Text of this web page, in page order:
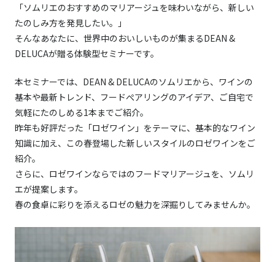
「ソムリエのおすすめのマリアージュを味わいながら、新しい
たのしみ方を発見したい。」
そんなあなたに、世界中のおいしいものが集まるDEAN &
DELUCAが贈る体験型セミナーです。
本セミナーでは、DEAN & DELUCAのソムリエから、ワインの
基本や最新トレンド、フードぺアリングのアイデア、ご自宅で
気軽にたのしめる1本までご紹介。
昨年も好評だった「ロゼワイン」をテーマに、基本的なワイン
知識に加え、この春登場した新しいスタイルのロゼワインをご
紹介。
さらに、ロゼワインならではのフードマリアージュを、ソムリ
エが提案します。
春の食卓に彩りを添えるロゼの魅力を深掘りしてみませんか。